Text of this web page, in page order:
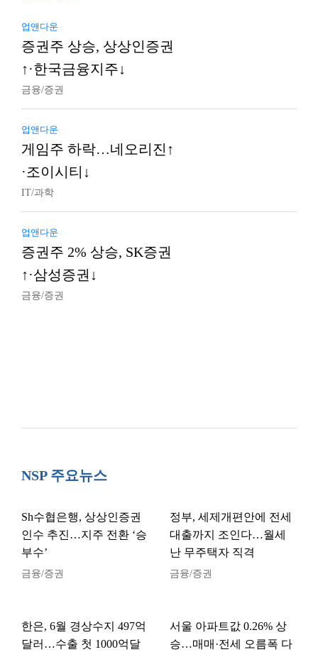
업앤다운
증권주 상승, 상상인증권
↑·한국금융지주↓
금융/증권
업앤다운
게임주 하락…네오리진↑
·조이시티↓
IT/과학
업앤다운
증권주 2% 상승, SK증권
↑·삼성증권↓
금융/증권
NSP 주요뉴스
Sh수협은행, 상상인증권
인수 추진…지주 전환 ‘승
부수’
금융/증권
정부, 세제개편안에 전세
대출까지 조인다…월세
난 무주택자 직격
금융/증권
한은, 6월 경상수지 497억
달러…수출 첫 1000억달
서울 아파트값 0.26% 상
승…매매·전세 오름폭 다